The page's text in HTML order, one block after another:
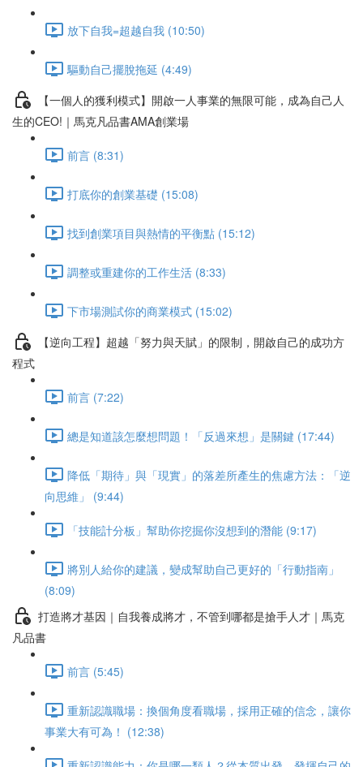
放下自我=超越自我 (10:50)
驅動自己擺脫拖延 (4:49)
【一個人的獲利模式】開啟一人事業的無限可能，成為自己人
生的CEO!｜馬克凡品書AMA創業場
前言 (8:31)
打底你的創業基礎 (15:08)
找到創業項目與熱情的平衡點 (15:12)
調整或重建你的工作生活 (8:33)
下市場測試你的商業模式 (15:02)
【逆向工程】超越「努力與天賦」的限制，開啟自己的成功方
程式
前言 (7:22)
總是知道該怎麼想問題！「反過來想」是關鍵 (17:44)
降低「期待」與「現實」的落差所產生的焦慮方法：「逆
向思維」 (9:44)
「技能計分板」幫助你挖掘你沒想到的潛能 (9:17)
將別人給你的建議，變成幫助自己更好的「行動指南」
(8:09)
打造將才基因｜自我養成將才，不管到哪都是搶手人才｜馬克
凡品書
前言 (5:45)
重新認識職場：換個角度看職場，採用正確的信念，讓你
事業大有可為！ (12:38)